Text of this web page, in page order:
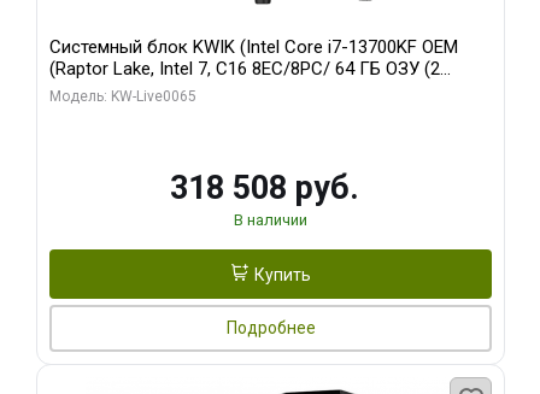
Системный блок KWIK (Intel Core i7-13700KF OEM
(Raptor Lake, Intel 7, C16 8EC/8PC/ 64 ГБ ОЗУ (2
модуля)/ ASUS RTX5080 PROART OC 16GB GDDR7
Модель: KW-Live0065
318 508 руб.
В наличии
Купить
Подробнее